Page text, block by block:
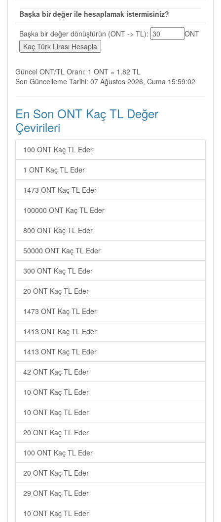
Başka bir değer ile hesaplamak istermisiniz?
Başka bir değer dönüştürün (ONT -> TL):
ONT
Güncel ONT/TL Oranı: 1 ONT = 1.82 TL
Son Güncelleme Tarihi: 07 Ağustos 2026, Cuma 15:59:02
En Son ONT Kaç TL Değer
Çevirileri
100 ONT Kaç TL Eder
1 ONT Kaç TL Eder
1473 ONT Kaç TL Eder
100000 ONT Kaç TL Eder
800 ONT Kaç TL Eder
50000 ONT Kaç TL Eder
300 ONT Kaç TL Eder
20 ONT Kaç TL Eder
1473 ONT Kaç TL Eder
1413 ONT Kaç TL Eder
1413 ONT Kaç TL Eder
42 ONT Kaç TL Eder
10 ONT Kaç TL Eder
10 ONT Kaç TL Eder
20 ONT Kaç TL Eder
100 ONT Kaç TL Eder
20 ONT Kaç TL Eder
29 ONT Kaç TL Eder
10 ONT Kaç TL Eder